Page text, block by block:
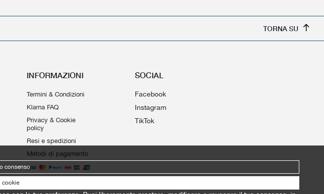
TORNA SU
INFORMAZIONI
Termini & Condizioni
Klarna FAQ
Privacy & Cookie
policy
Resi e spedizioni
Metodi di pagamento
SOCIAL
Facebook
Instagram
TikTok
cookie
consenso